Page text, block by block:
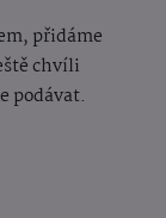
přidáme
chvíli
podávat.